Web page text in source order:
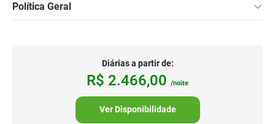
Política Geral
Diárias a partir de:
R$ 2.466,00 /noite
Ver Disponibilidade